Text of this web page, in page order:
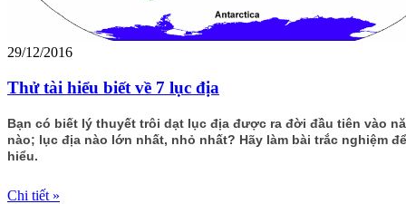
29/12/2016
Thử tài hiểu biết về 7 lục địa
Bạn có biết lý thuyết trôi dạt lục địa được ra đời đầu tiên vào
nào; lục địa nào lớn nhất, nhỏ nhất? Hãy làm bài trắc nghiệm
hiểu.
Chi tiết »